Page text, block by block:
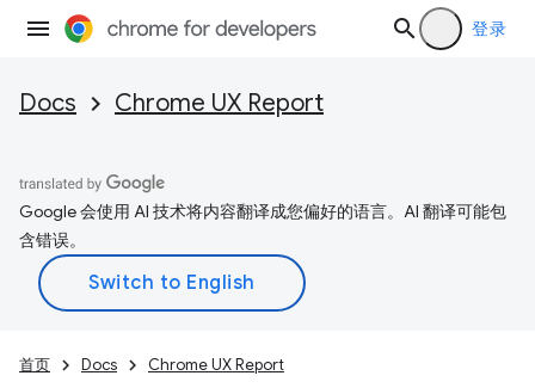
登录
Docs Chrome UX Report
Google 会使用 AI 技术将内容翻译成您偏好的语言。AI 翻译可能包
含错误。
首页 Docs Chrome UX Report